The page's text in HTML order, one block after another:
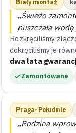
Biały montaż
„Świeżo
puszczała
Rozkręciliśmy
dokręciliśmy je
dwa lata
Zamontowane
Praga-Południe
„Rodzina